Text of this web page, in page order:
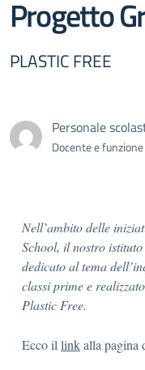
Progetto
PLASTIC FREE
Personale
Docente e
Nell’ambito delle
School, il nostro
dedicato al tema
classi prime e
Plastic Free.
Ecco il linkalla pagina